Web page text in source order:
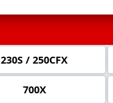
230S / 250CFX
700X